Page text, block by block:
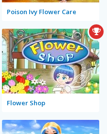
Poison Ivy Flower Care
Flower Shop